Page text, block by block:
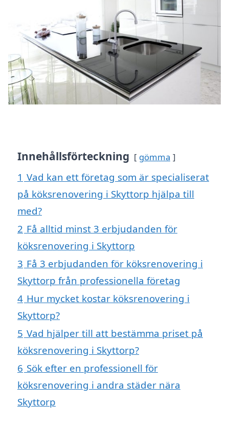
Innehållsförteckning gömma
1 Vad kan ett företag som är specialiserat
på köksrenovering i Skyttorp hjälpa till
med?
2 Få alltid minst 3 erbjudanden för
köksrenovering i Skyttorp
3 Få 3 erbjudanden för köksrenovering i
Skyttorp från professionella företag
4 Hur mycket kostar köksrenovering i
Skyttorp?
5 Vad hjälper till att bestämma priset på
köksrenovering i Skyttorp?
6 Sök efter en professionell för
köksrenovering i andra städer nära
Skyttorp